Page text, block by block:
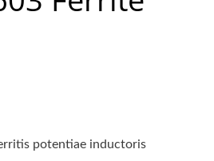
potentiae inductoris